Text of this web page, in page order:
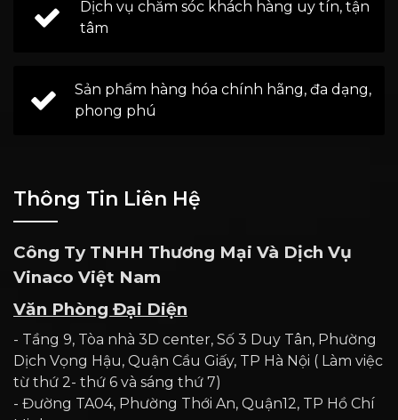
Dịch vụ chăm sóc khách hàng uy tín, tận
tâm
Sản phẩm hàng hóa chính hãng, đa dạng,
phong phú
Thông Tin Liên Hệ
Công Ty TNHH Thương Mại Và Dịch Vụ
Vinaco Việt Nam
Văn Phòng Đại Diện
- Tầng 9, Tòa nhà 3D center, Số 3 Duy Tân, Phường
Dịch Vọng Hậu, Quận Cầu Giấy, TP Hà Nội ( Làm việc
từ thứ 2- thứ 6 và sáng thứ 7)
- Đường TA04, Phường Thới An, Quận12, TP Hồ Chí